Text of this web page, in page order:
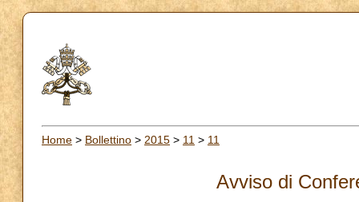
Home > Bollettino > 2015 > 11 > 11
Avviso di